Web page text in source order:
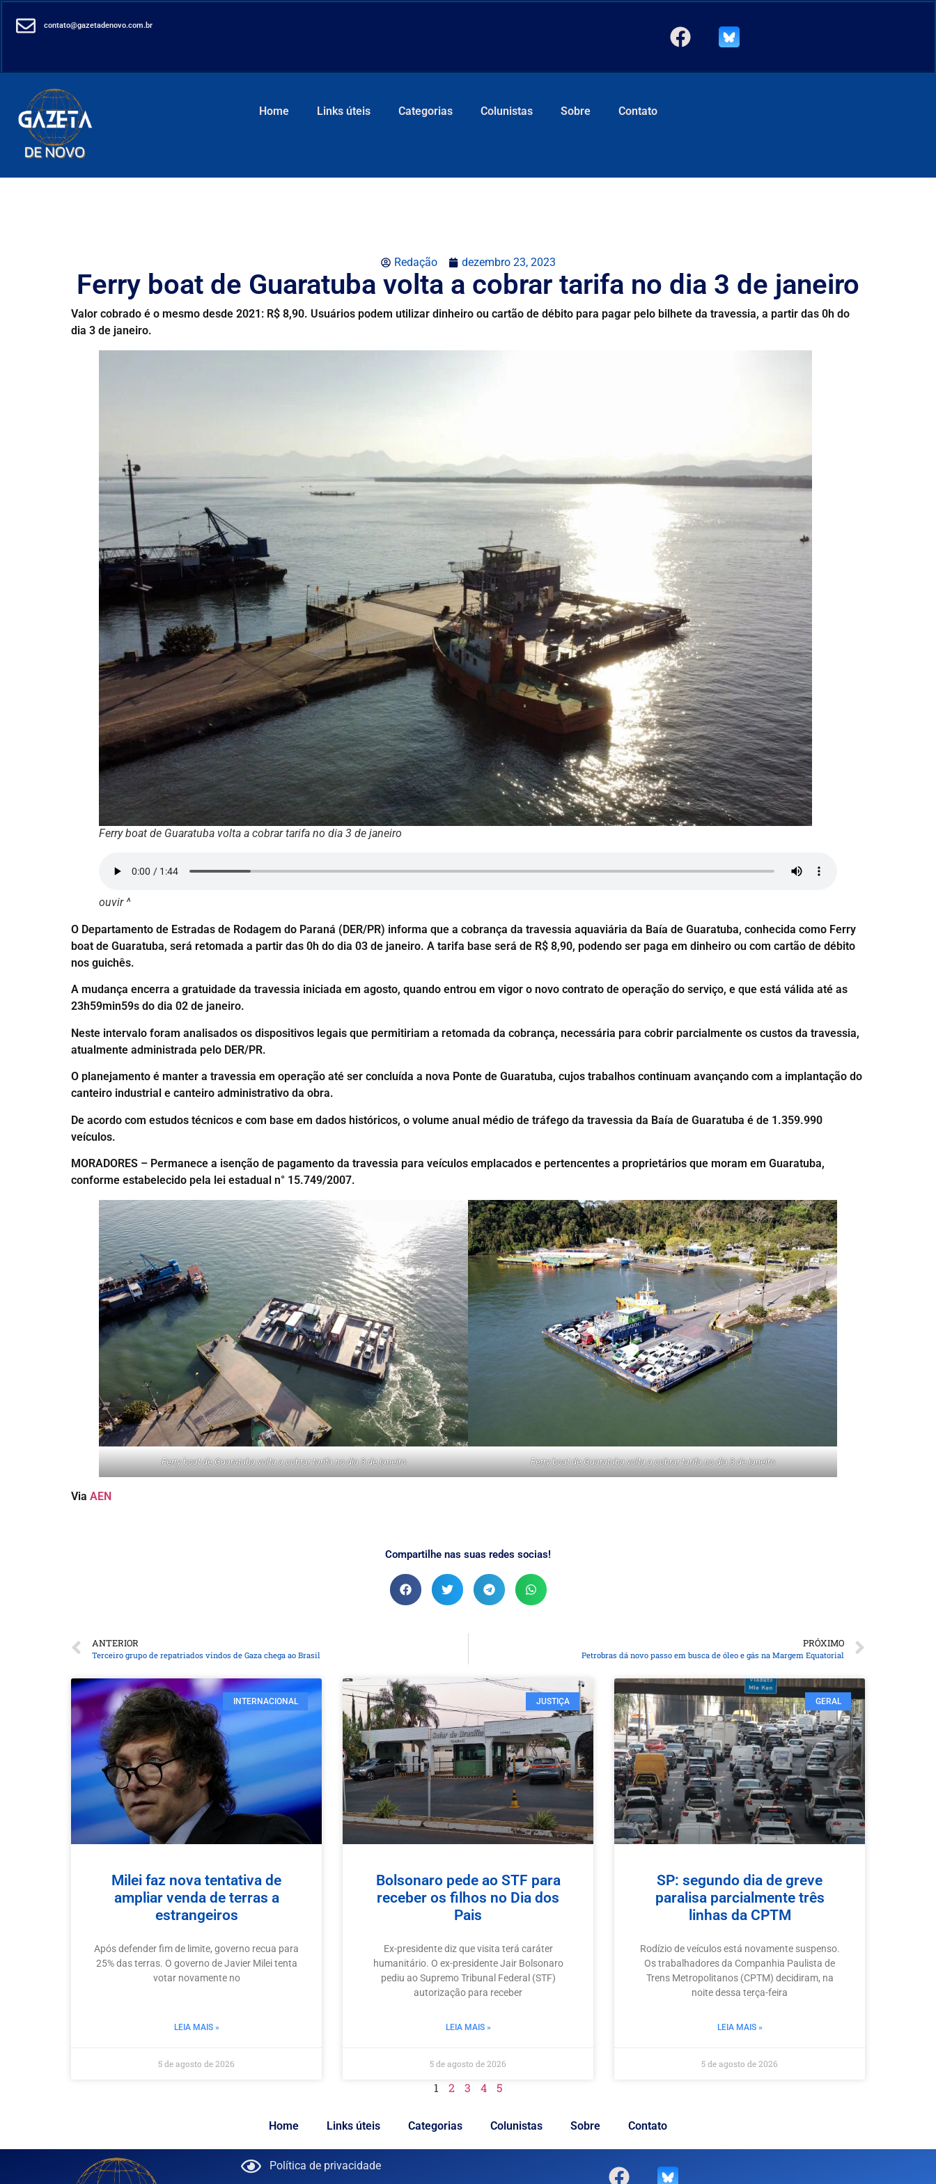
contato@gazetadenovo.com.br
Home Links úteis Categorias Colunistas Sobre Contato
Redação dezembro 23, 2023
Ferry boat de Guaratuba volta a cobrar tarifa no dia 3 de janeiro
Valor cobrado é o mesmo desde 2021: R$ 8,90. Usuários podem utilizar dinheiro ou cartão de débito para pagar pelo bilhete da travessia, a partir das 0h do
dia 3 de janeiro.
Ferry boat de Guaratuba volta a cobrar tarifa no dia 3 de janeiro
ouvir ^
O Departamento de Estradas de Rodagem do Paraná (DER/PR) informa que a cobrança da travessia aquaviária da Baía de Guaratuba, conhecida como Ferry
boat de Guaratuba, será retomada a partir das 0h do dia 03 de janeiro. A tarifa base será de R$ 8,90, podendo ser paga em dinheiro ou com cartão de débito
nos guichês.
A mudança encerra a gratuidade da travessia iniciada em agosto, quando entrou em vigor o novo contrato de operação do serviço, e que está válida até as
23h59min59s do dia 02 de janeiro.
Neste intervalo foram analisados os dispositivos legais que permitiriam a retomada da cobrança, necessária para cobrir parcialmente os custos da travessia,
atualmente administrada pelo DER/PR.
O planejamento é manter a travessia em operação até ser concluída a nova Ponte de Guaratuba, cujos trabalhos continuam avançando com a implantação do
canteiro industrial e canteiro administrativo da obra.
De acordo com estudos técnicos e com base em dados históricos, o volume anual médio de tráfego da travessia da Baía de Guaratuba é de 1.359.990
veículos.
MORADORES – Permanece a isenção de pagamento da travessia para veículos emplacados e pertencentes a proprietários que moram em Guaratuba,
conforme estabelecido pela lei estadual n° 15.749/2007.
Ferry boat de Guaratuba volta a cobrar tarifa no dia 3 de janeiro Ferry boat de Guaratuba volta a cobrar tarifa no dia 3 de janeiro
Via AEN
Compartilhe nas suas redes socias!
ANTERIOR
Terceiro grupo de repatriados vindos de Gaza chega ao Brasil
PRÓXIMO
Petrobras dá novo passo em busca de óleo e gás na Margem Equatorial
INTERNACIONAL
Milei faz nova tentativa de
ampliar venda de terras a
estrangeiros
Após defender fim de limite, governo recua para
25% das terras. O governo de Javier Milei tenta
votar novamente no
LEIA MAIS »
5 de agosto de 2026
JUSTIÇA
Bolsonaro pede ao STF para
receber os filhos no Dia dos
Pais
Ex-presidente diz que visita terá caráter
humanitário. O ex-presidente Jair Bolsonaro
pediu ao Supremo Tribunal Federal (STF)
autorização para receber
LEIA MAIS »
5 de agosto de 2026
GERAL
SP: segundo dia de greve
paralisa parcialmente três
linhas da CPTM
Rodízio de veículos está novamente suspenso.
Os trabalhadores da Companhia Paulista de
Trens Metropolitanos (CPTM) decidiram, na
noite dessa terça-feira
LEIA MAIS »
5 de agosto de 2026
1 2 3 4 5
Home Links úteis Categorias Colunistas Sobre Contato
Política de privacidade